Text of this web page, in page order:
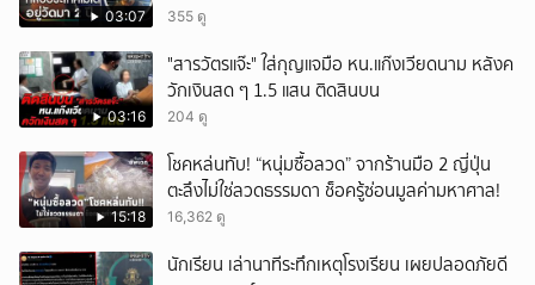
03:07 355 ดู
03:16
"สารวัตรแจ๊ะ" ใส่กุญแจมือ หน.แก๊งเวียดนาม หลังค
วักเงินสด ๆ 1.5 แสน ติดสินบน
204 ดู
15:18
โชคหล่นทับ! “หนุ่มซื้อลวด” จากร้านมือ 2 ญี่ปุ่น
ตะลึงไม่ใช่ลวดธรรมดา ช็อครู้ซ่อนมูลค่ามหาศาล!
16,362 ดู
นักเรียน เล่านาทีระทึกเหตุโรงเรียน เผยปลอดภัยดี